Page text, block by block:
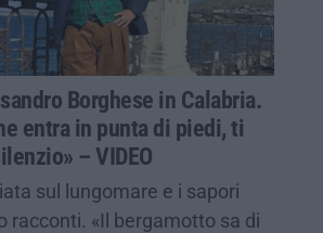
Borghese in Calabria.
entra in punta di piedi, ti
– VIDEO
sul lungomare e i sapori
racconti. «Il bergamotto sa di